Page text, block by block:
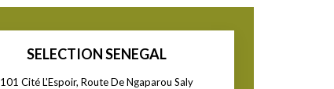
SELECTION SENEGAL
101 Cité L'Espoir, Route De Ngaparou Saly